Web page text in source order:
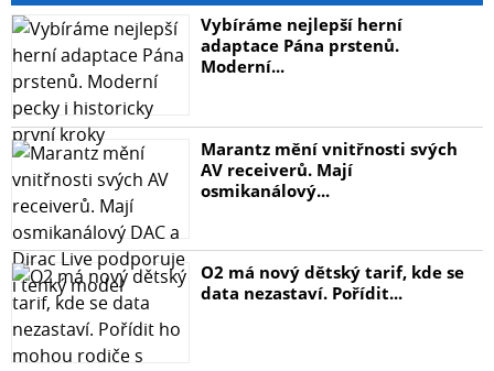
Vybíráme nejlepší herní
adaptace Pána prstenů.
Moderní...
Marantz mění vnitřnosti svých
AV receiverů. Mají
osmikanálový...
O2 má nový dětský tarif, kde se
data nezastaví. Pořídit...